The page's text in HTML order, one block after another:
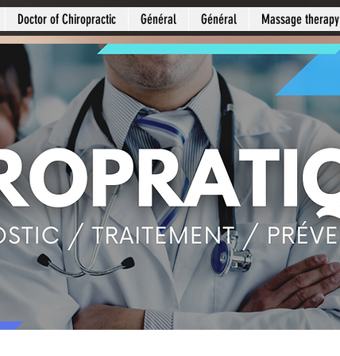
Doctor of Chiropractic Général Général Massage therapy